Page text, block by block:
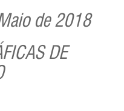
de 2018
DE